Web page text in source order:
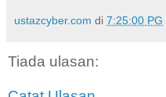
ustazcyber.com di 7:25:00 PG
Tiada ulasan: